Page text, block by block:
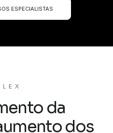
ESPECIALISTAS
da
dos